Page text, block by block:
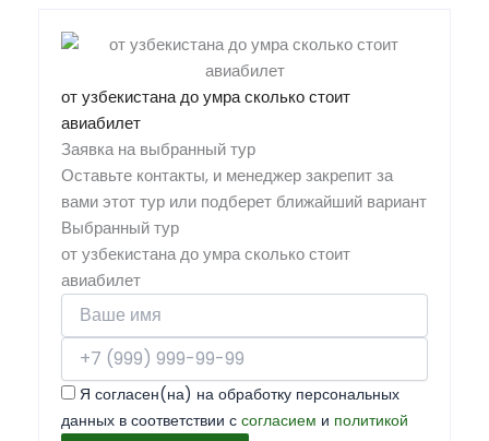
от узбекистана до умра сколько стоит
авиабилет
Заявка на выбранный тур
Оставьте контакты, и менеджер закрепит за
вами этот тур или подберет ближайший вариант
Выбранный тур
от узбекистана до умра сколько стоит
авиабилет
Я согласен(на) на обработку персональных
данных в соответствии с согласием и политикой